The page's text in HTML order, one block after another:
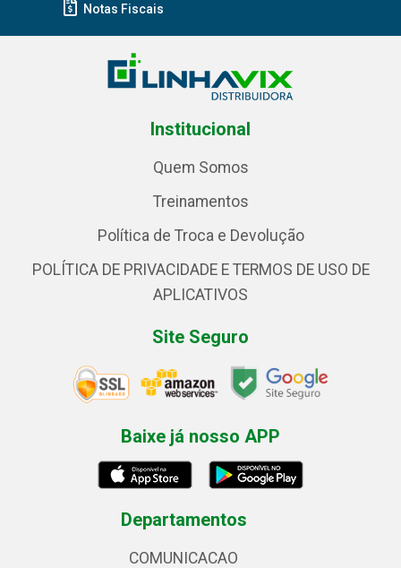
Notas Fiscais
Institucional
Quem Somos
Treinamentos
Política de Troca e Devolução
POLÍTICA DE PRIVACIDADE E TERMOS DE USO DE
APLICATIVOS
Site Seguro
Baixe já nosso APP
Departamentos
COMUNICACAO